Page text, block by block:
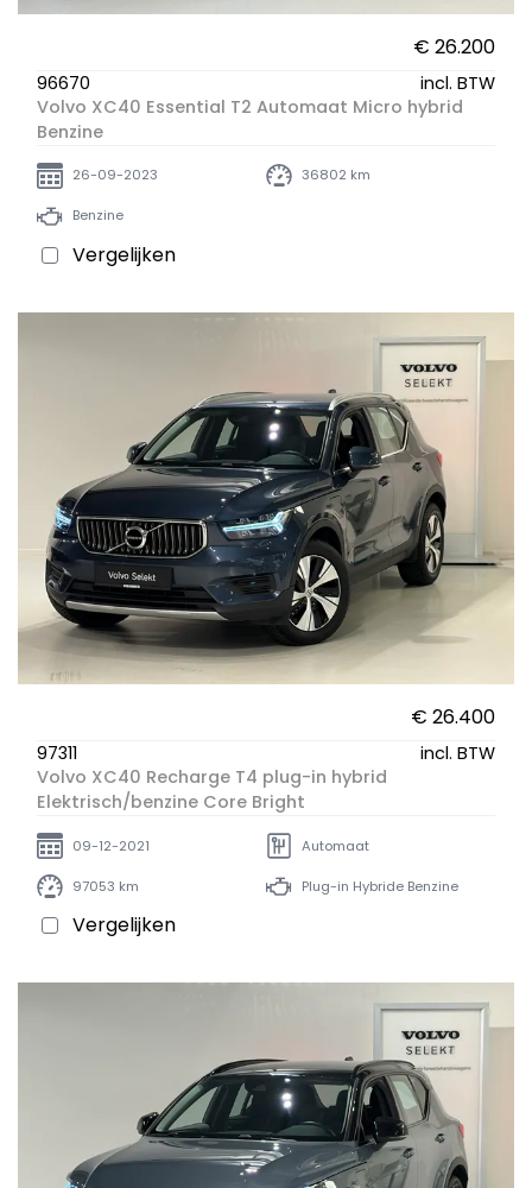
€ 26.200
96670
incl. BTW
Volvo XC40 Essential T2 Automaat Micro hybrid
Benzine
26-09-2023 36802 km
Benzine
Vergelijken
€ 26.400
97311
incl. BTW
Volvo XC40 Recharge T4 plug-in hybrid
Elektrisch/benzine Core Bright
09-12-2021 Automaat
97053 km Plug-in Hybride Benzine
Vergelijken